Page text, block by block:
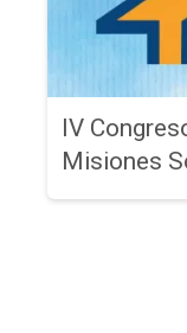
IV
Misiones